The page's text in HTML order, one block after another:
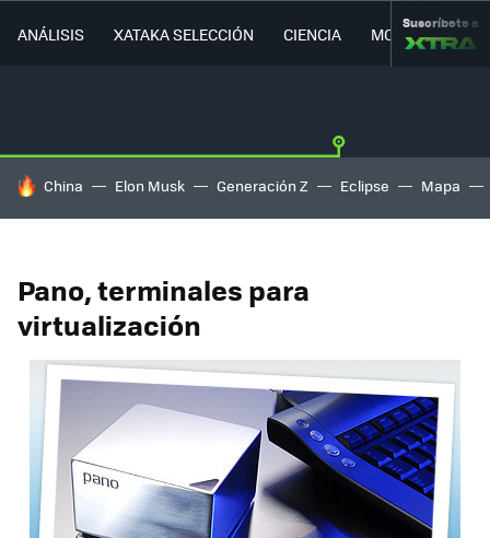
ANÁLISIS XATAKA SELECCIÓN CIENCIA MOVILIDAD
Suscríbete a
HOY SE HABLA DE
China Elon Musk Generación Z Eclipse Mapa
Pano, terminales para
virtualización